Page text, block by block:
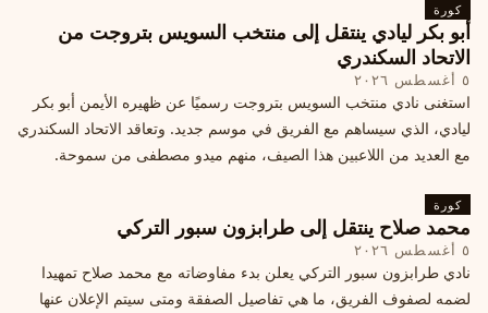
كورة
أبو بكر ليادي ينتقل إلى منتخب السويس بتروجت من
الاتحاد السكندري
٥ أغسطس ٢٠٢٦
استغنى نادي منتخب السويس بتروجت رسميًا عن ظهيره الأيمن أبو بكر
ليادي، الذي سيساهم مع الفريق في موسم جديد. وتعاقد الاتحاد السكندري
مع العديد من اللاعبين هذا الصيف، منهم ميدو مصطفى من سموحة.
كورة
محمد صلاح ينتقل إلى طرابزون سبور التركي
٥ أغسطس ٢٠٢٦
نادي طرابزون سبور التركي يعلن بدء مفاوضاته مع محمد صلاح تمهيدا
لضمه لصفوف الفريق، ما هي تفاصيل الصفقة ومتى سيتم الإعلان عنها